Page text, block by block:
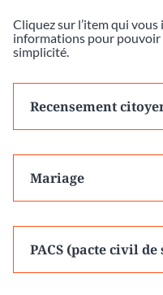
Cliquez sur l’item qui
informations pour pouvoir
simplicité.
Recensement
Mariage
PACS (pacte civil